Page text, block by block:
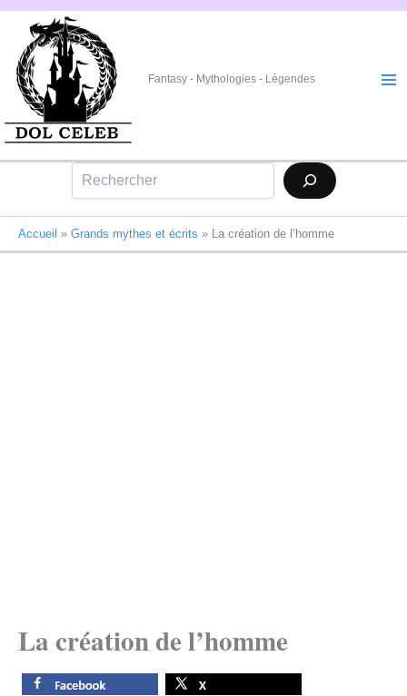
Aller
contenu
Fantasy - Mythologies - Légendes
Rechercher
Accueil » Grands mythes et écrits » La création de l’homme
La création de l’homme